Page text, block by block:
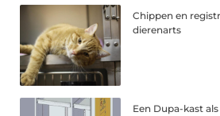
Chippen en
dierenarts
Een Dupa-kast